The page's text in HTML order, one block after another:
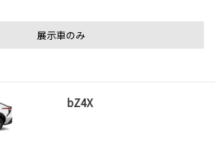
展示車のみ
bZ4X